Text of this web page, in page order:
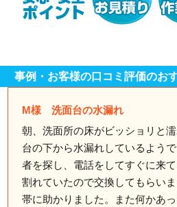
事例・お客様の口コミ評価のお
M様 洗面台の水漏れ
朝、洗面所の床がビッショリと
台の下から水漏れしているよう
者を探し、電話をしてすぐに来
割れていたので交換してもらい
帯に助かりました。また何かあ